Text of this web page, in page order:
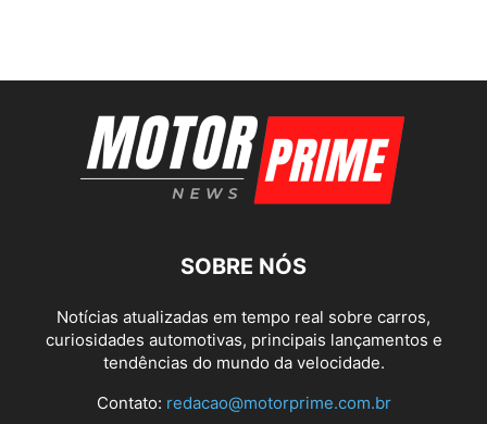
SOBRE NÓS
Notícias atualizadas em tempo real sobre carros,
curiosidades automotivas, principais lançamentos e
tendências do mundo da velocidade.
Contato: redacao@motorprime.com.br